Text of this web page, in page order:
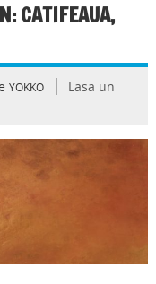
CATIFEAUA,
YOKKO
Lasa un